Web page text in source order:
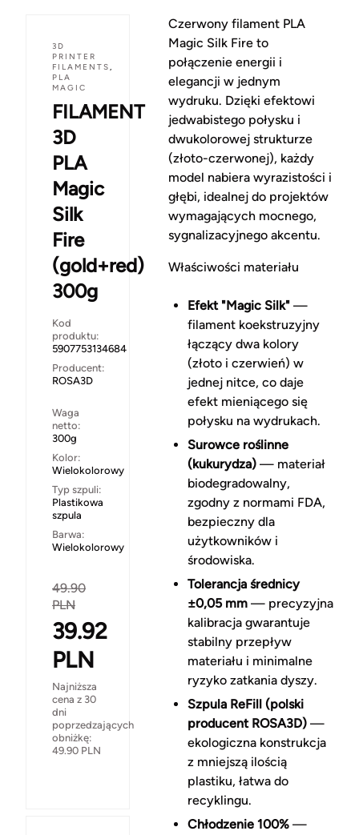
3D
PRINTER
FILAMENTS,
PLA
MAGIC
FILAMENT
3D
PLA
Magic
Silk
Fire
(gold+red)
300g
Kod
produktu:
5907753134684
Producent:
ROSA3D
Waga
netto:
300g
Kolor:
Wielokolorowy
Typ szpuli:
Plastikowa
szpula
Barwa:
Wielokolorowy
49.90
PLN
39.92
PLN
Najniższa
cena z 30
dni
poprzedzających
obniżkę:
49.90 PLN
Czerwony filament PLA
Magic Silk Fire to
połączenie energii i
elegancji w jednym
wydruku. Dzięki efektowi
jedwabistego połysku i
dwukolorowej strukturze
(złoto-czerwonej), każdy
model nabiera wyrazistości i
głębi, idealnej do projektów
wymagających mocnego,
sygnalizacyjnego akcentu.
Właściwości materiału
Efekt "Magic Silk"—
filament koekstruzyjny
łączący dwa kolory
(złoto i czerwień) w
jednej nitce, co daje
efekt mieniącego się
połysku na wydrukach.
Surowce roślinne
(kukurydza)— materiał
biodegradowalny,
zgodny z normami FDA,
bezpieczny dla
użytkowników i
środowiska.
Tolerancja średnicy
±0,05 mm— precyzyjna
kalibracja gwarantuje
stabilny przepływ
materiału i minimalne
ryzyko zatkania dyszy.
Szpula ReFill (polski
producent ROSA3D)—
ekologiczna konstrukcja
z mniejszą ilością
plastiku, łatwa do
recyklingu.
Chłodzenie 100%—